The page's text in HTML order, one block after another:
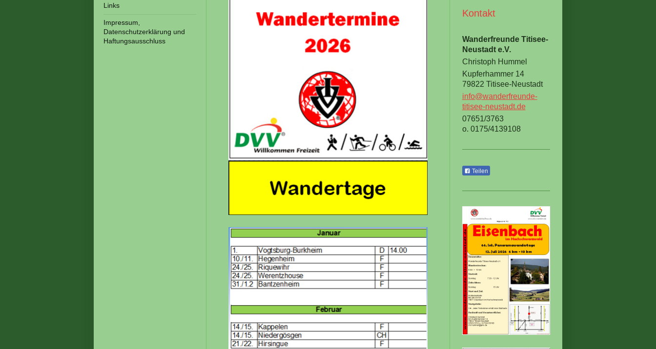
Links
Impressum,
Datenschutzerklärung und
Haftungsausschluss
Kontakt
Wanderfreunde Titisee-
Neustadt e.V.
Christoph Hummel
Kupferhammer 14
79822 Titisee-Neustadt
info@wanderfreunde-
titisee-neustadt.de
07651/3763
o. 0175/4139108
Teilen